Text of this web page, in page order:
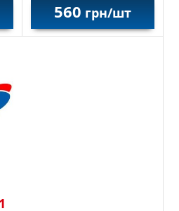
560 грн/шт